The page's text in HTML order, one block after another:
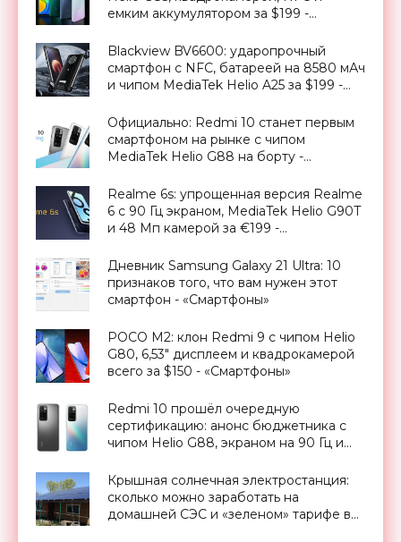
емким аккумулятором за $199 -
Blackview BV6600: ударопрочный
смартфон с NFC, батареей на 8580 мАч
и чипом MediaTek Helio A25 за $199 -
Официально: Redmi 10 станет первым
смартфоном на рынке с чипом
MediaTek Helio G88 на борту -
Realme 6s: упрощенная версия Realme
6 с 90 Гц экраном, MediaTek Helio G90T
и 48 Мп камерой за €199 -
Дневник Samsung Galaxy 21 Ultra: 10
признаков того, что вам нужен этот
смартфон - «Смартфоны»
POCO M2: клон Redmi 9 с чипом Helio
G80, 6,53" дисплеем и квадрокамерой
всего за $150 - «Смартфоны»
Redmi 10 прошёл очередную
сертификацию: анонс бюджетника с
чипом Helio G88, экраном на 90 Гц и
«Смартфоны»
Крышная солнечная электростанция:
сколько можно заработать на
домашней СЭС и «зеленом» тарифе в